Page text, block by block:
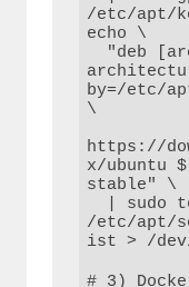
/etc/apt/
echo \
by=/etc/
\
https://
x/ubuntu
stable" \
/etc/apt/
ist > /
# 3)